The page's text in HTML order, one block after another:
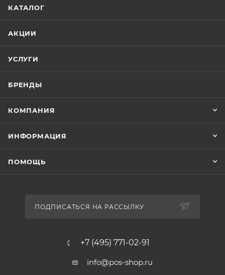
КАТАЛОГ
АКЦИИ
УСЛУГИ
БРЕНДЫ
КОМПАНИЯ
ИНФОРМАЦИЯ
ПОМОЩЬ
ПОДПИСАТЬСЯ НА РАССЫЛКУ
+7 (495) 771-02-91
info@pos-shop.ru